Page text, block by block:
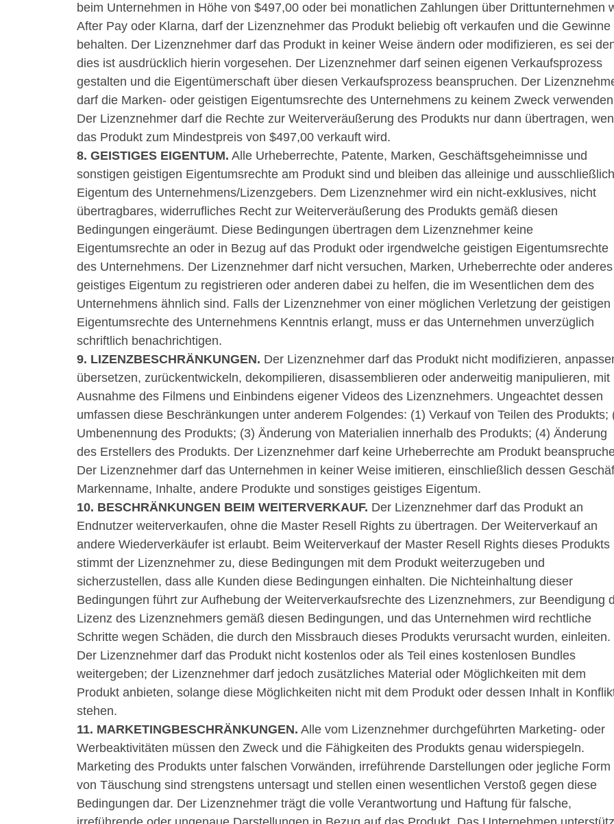
beim Unternehmen in Höhe von $497,00 oder bei monatlichen Zahlungen über Drittunternehmen
After Pay oder Klarna, darf der Lizenznehmer das Produkt beliebig oft verkaufen und die Gewinne
behalten. Der Lizenznehmer darf das Produkt in keiner Weise ändern oder modifizieren, es sei
dies ist ausdrücklich hierin vorgesehen. Der Lizenznehmer darf seinen eigenen Verkaufsprozess
gestalten und die Eigentümerschaft über diesen Verkaufsprozess beanspruchen. Der
darf die Marken- oder geistigen Eigentumsrechte des Unternehmens zu keinem Zweck
Der Lizenznehmer darf die Rechte zur Weiterveräußerung des Produkts nur dann übertragen,
das Produkt zum Mindestpreis von $497,00 verkauft wird.
8. GEISTIGES EIGENTUM. Alle Urheberrechte, Patente, Marken, Geschäftsgeheimnisse und
sonstigen geistigen Eigentumsrechte am Produkt sind und bleiben das alleinige und
Eigentum des Unternehmens/Lizenzgebers. Dem Lizenznehmer wird ein nicht-exklusives, nicht
übertragbares, widerrufliches Recht zur Weiterveräußerung des Produkts gemäß diesen
Bedingungen eingeräumt. Diese Bedingungen übertragen dem Lizenznehmer keine
Eigentumsrechte an oder in Bezug auf das Produkt oder irgendwelche geistigen Eigentumsrechte
des Unternehmens. Der Lizenznehmer darf nicht versuchen, Marken, Urheberrechte oder anderes
geistiges Eigentum zu registrieren oder anderen dabei zu helfen, die im Wesentlichen dem des
Unternehmens ähnlich sind. Falls der Lizenznehmer von einer möglichen Verletzung der geistigen
Eigentumsrechte des Unternehmens Kenntnis erlangt, muss er das Unternehmen unverzüglich
schriftlich benachrichtigen.
9. LIZENZBESCHRÄNKUNGEN. Der Lizenznehmer darf das Produkt nicht modifizieren,
übersetzen, zurückentwickeln, dekompilieren, disassemblieren oder anderweitig manipulieren, mit
Ausnahme des Filmens und Einbindens eigener Videos des Lizenznehmers. Ungeachtet dessen
umfassen diese Beschränkungen unter anderem Folgendes: (1) Verkauf von Teilen des Produkts;
Umbenennung des Produkts; (3) Änderung von Materialien innerhalb des Produkts; (4) Änderung
des Erstellers des Produkts. Der Lizenznehmer darf keine Urheberrechte am Produkt
Der Lizenznehmer darf das Unternehmen in keiner Weise imitieren, einschließlich dessen
Markenname, Inhalte, andere Produkte und sonstiges geistiges Eigentum.
10. BESCHRÄNKUNGEN BEIM WEITERVERKAUF. Der Lizenznehmer darf das Produkt an
Endnutzer weiterverkaufen, ohne die Master Resell Rights zu übertragen. Der Weiterverkauf an
andere Wiederverkäufer ist erlaubt. Beim Weiterverkauf der Master Resell Rights dieses Produkts
stimmt der Lizenznehmer zu, diese Bedingungen mit dem Produkt weiterzugeben und
sicherzustellen, dass alle Kunden diese Bedingungen einhalten. Die Nichteinhaltung dieser
Bedingungen führt zur Aufhebung der Weiterverkaufsrechte des Lizenznehmers, zur Beendigung
Lizenz des Lizenznehmers gemäß diesen Bedingungen, und das Unternehmen wird rechtliche
Schritte wegen Schäden, die durch den Missbrauch dieses Produkts verursacht wurden, einleiten.
Der Lizenznehmer darf das Produkt nicht kostenlos oder als Teil eines kostenlosen Bundles
weitergeben; der Lizenznehmer darf jedoch zusätzliches Material oder Möglichkeiten mit dem
Produkt anbieten, solange diese Möglichkeiten nicht mit dem Produkt oder dessen Inhalt in
stehen.
11. MARKETINGBESCHRÄNKUNGEN. Alle vom Lizenznehmer durchgeführten Marketing- oder
Werbeaktivitäten müssen den Zweck und die Fähigkeiten des Produkts genau widerspiegeln.
Marketing des Produkts unter falschen Vorwänden, irreführende Darstellungen oder jegliche Form
von Täuschung sind strengstens untersagt und stellen einen wesentlichen Verstoß gegen diese
Bedingungen dar. Der Lizenznehmer trägt die volle Verantwortung und Haftung für falsche,